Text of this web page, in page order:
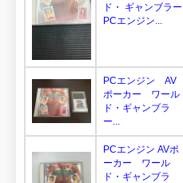
ド・ ギャンブラー
PCエンジン...
PCエンジン AV
ポーカー ワール
ド・ギャンブラ
ー...
PCエンジン AVポ
ーカー ワール
ド・ギャンブラ